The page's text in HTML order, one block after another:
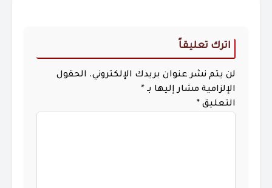
اترك تعليقاً
لن يتم نشر عنوان بريدك الإلكتروني. الحقول
الإلزامية مشار إليها بـ *
التعليق *